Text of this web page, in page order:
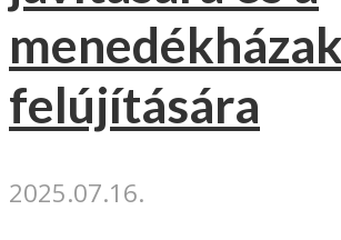
menedékházak
felújítására
2025.07.16.